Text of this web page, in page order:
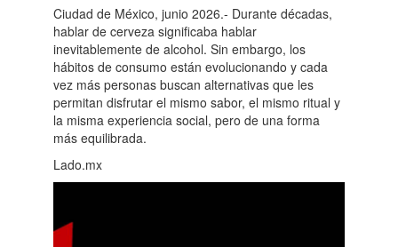
Ciudad de México, junio 2026.- Durante décadas,
hablar de cerveza significaba hablar
inevitablemente de alcohol. Sin embargo, los
hábitos de consumo están evolucionando y cada
vez más personas buscan alternativas que les
permitan disfrutar el mismo sabor, el mismo ritual y
la misma experiencia social, pero de una forma
más equilibrada.
Lado.mx